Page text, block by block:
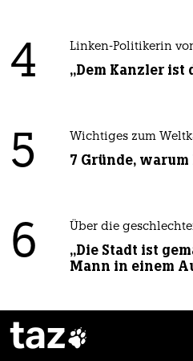
4 Linken-Politikerin
„Dem Kanzler ist
5 Wichtiges zum
7 Gründe,
6 Über die
„Die Stadt ist
Mann in einem
taz